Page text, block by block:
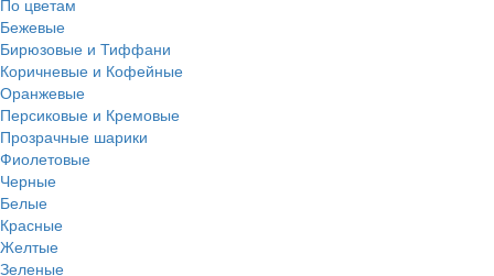
По цветам
Бежевые
Бирюзовые и Тиффани
Коричневые и Кофейные
Оранжевые
Персиковые и Кремовые
Прозрачные шарики
Фиолетовые
Черные
Белые
Красные
Желтые
Зеленые